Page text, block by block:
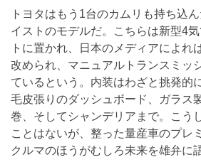
トヨタはもう1台のカムリも持ち込
イストのモデルだ。こちらは新型4
トに置かれ、日本のメディアによれ
改められ、マニュアルトランスミッ
ているという。内装はわざと挑発的
毛皮張りのダッシュボード、ガラス
巻、そしてシャンデリアまで。こう
ことはないが、整った量産車のプレ
クルマのほうがむしろ未来を雄弁に